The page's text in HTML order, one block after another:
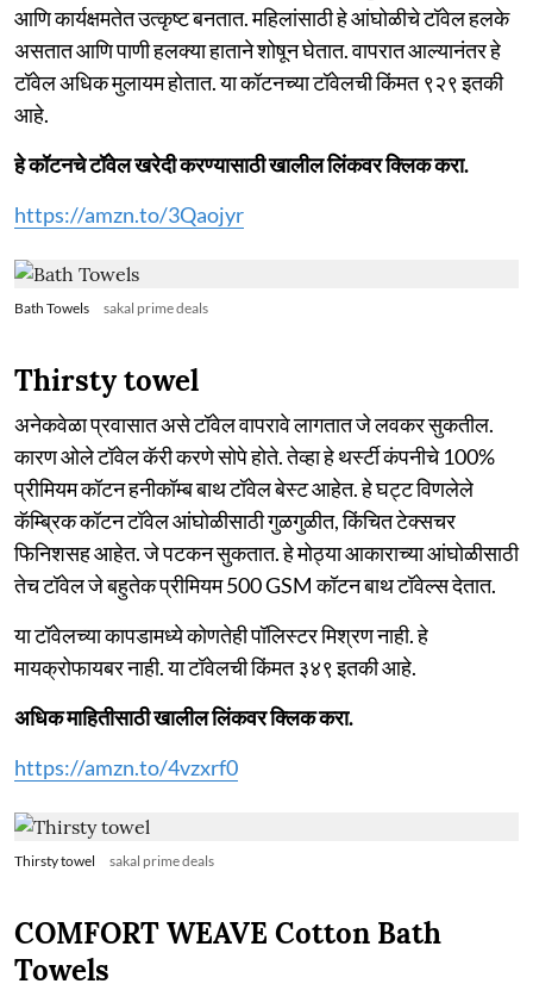
आणि कार्यक्षमतेत उत्कृष्ट बनतात. महिलांसाठी हे आंघोळीचे टॉवेल हलके
असतात आणि पाणी हलक्या हाताने शोषून घेतात. वापरात आल्यानंतर हे
टॉवेल अधिक मुलायम होतात. या कॉटनच्या टॉवेलची किंमत ९२९ इतकी
आहे.
हे कॉटनचे टॉवेल खरेदी करण्यासाठी खालील लिंकवर क्लिक करा.
https://amzn.to/3Qaojyr
Bath Towels sakal prime deals
Thirsty towel
अनेकवेळा प्रवासात असे टॉवेल वापरावे लागतात जे लवकर सुकतील.
कारण ओले टॉवेल कॅरी करणे सोपे होते. तेव्हा हे थर्स्टी कंपनीचे 100%
प्रीमियम कॉटन हनीकॉम्ब बाथ टॉवेल बेस्ट आहेत. हे घट्ट विणलेले
कॅम्ब्रिक कॉटन टॉवेल आंघोळीसाठी गुळगुळीत, किंचित टेक्सचर
फिनिशसह आहेत. जे पटकन सुकतात. हे मोठ्या आकाराच्या आंघोळीसाठी
तेच टॉवेल जे बहुतेक प्रीमियम 500 GSM कॉटन बाथ टॉवेल्स देतात.
या टॉवेलच्या कापडामध्ये कोणतेही पॉलिस्टर मिश्रण नाही. हे
मायक्रोफायबर नाही. या टॉवेलची किंमत ३४९ इतकी आहे.
अधिक माहितीसाठी खालील लिंकवर क्लिक करा.
https://amzn.to/4vzxrf0
Thirsty towel sakal prime deals
COMFORT WEAVE Cotton Bath
Towels